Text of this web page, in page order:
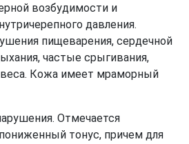
возбудимости и
давления.
пищеварения, сердечной
частые срыгивания,
веса. Кожа имеет мраморный
Отмечается
тонус, причем для